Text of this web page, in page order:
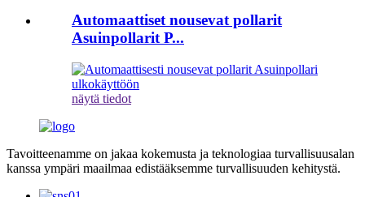
Automaattiset nousevat pollarit
Asuinpollarit P...
näytä tiedot
Tavoitteenamme on jakaa kokemusta ja teknologiaa turvallisuusalan
kanssa ympäri maailmaa edistääksemme turvallisuuden kehitystä.